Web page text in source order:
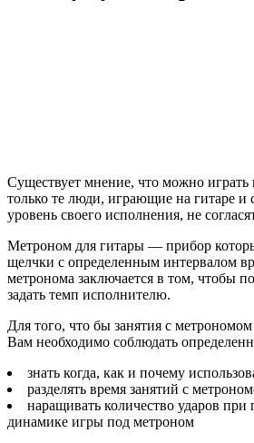
Существует мнение, что можно играть
только те люди, играющие на гитаре и
уровень своего исполнения, не
Метроном для гитары — прибор
щелчки с определенным интервалом
метронома заключается в том, чтобы
задать темп исполнителю.
Для того, что бы занятия с
Вам необходимо соблюдать
знать когда, как и почему
разделять время занятий с
наращивать количество ударов при
динамике игры под метроном